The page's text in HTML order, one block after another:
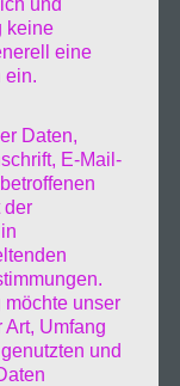
folgte.
der Küste
hatte
hatte
und
keine
eine
ein.
Daten,
E-Mail-
der
unser
Umfang
und